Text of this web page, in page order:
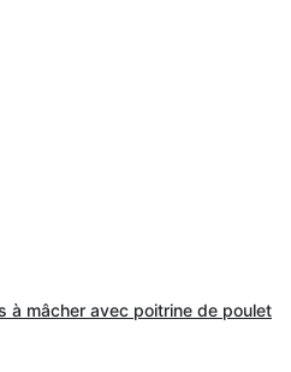
à mâcher avec poitrine de poulet